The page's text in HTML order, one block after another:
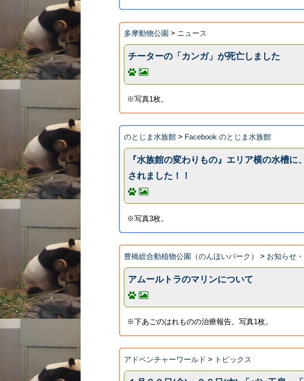
多摩動物公園 > ニュース
チーターの「カンガ」が死亡しました
※写真1枚。
のとじま水族館 > Facebook のとじま水族館
『水族館の変わりもの』エリア横の水槽
されました！！
※写真3枚。
豊橋総合動植物公園（のんほいパーク） > お知らせ
アムールトラのマリンについて
※下あごのはれものの治療報告。写真1枚。
アドベンチャーワールド > トピックス